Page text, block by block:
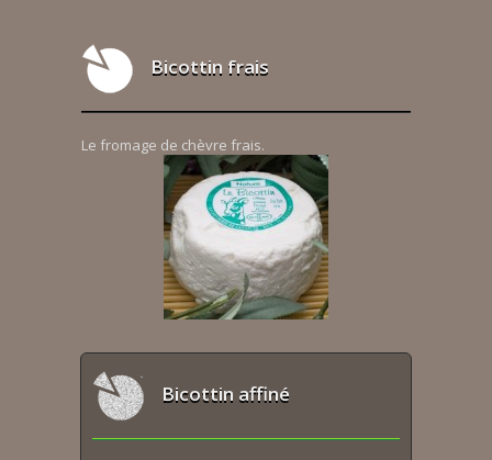
Bicottin frais
Le fromage de chèvre frais.
Bicottin affiné